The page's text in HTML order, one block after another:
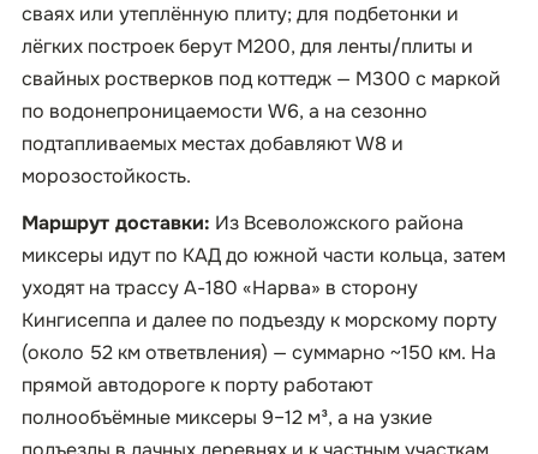
сваях или утеплённую плиту; для подбетонки и
лёгких построек берут М200, для ленты/плиты и
свайных ростверков под коттедж — М300 с маркой
по водонепроницаемости W6, а на сезонно
подтапливаемых местах добавляют W8 и
морозостойкость.
Маршрут доставки: Из Всеволожского района
миксеры идут по КАД до южной части кольца, затем
уходят на трассу А-180 «Нарва» в сторону
Кингисеппа и далее по подъезду к морскому порту
(около 52 км ответвления) — суммарно ~150 км. На
прямой автодороге к порту работают
полнообъёмные миксеры 9–12 м³, а на узкие